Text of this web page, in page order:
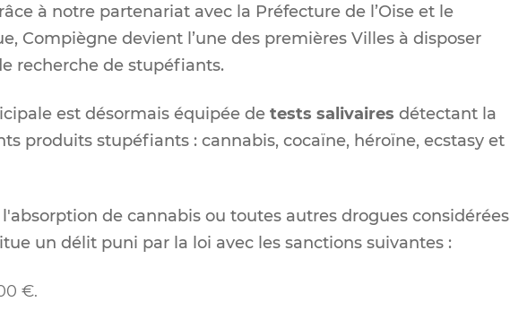
à notre partenariat avec la Préfecture de l’Oise et le
Compiègne devient l’une des premières Villes à disposer
recherche de stupéfiants.
est désormais équipée de tests salivaires détectant la
produits stupéfiants : cannabis, cocaïne, héroïne, ecstasy et
de cannabis ou toutes autres drogues considérées
un délit puni par la loi avec les sanctions suivantes :
€.